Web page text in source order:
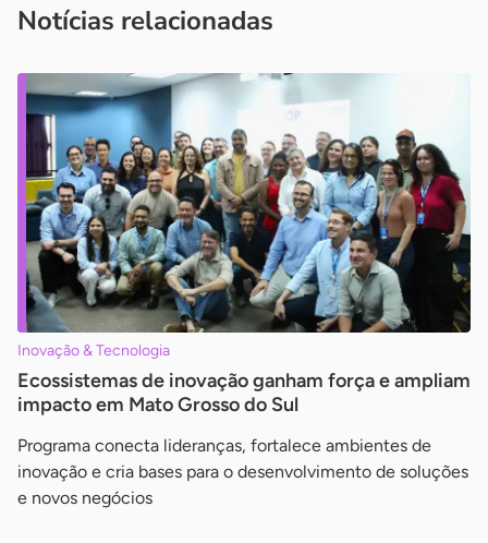
Notícias relacionadas
Inovação & Tecnologia
Ecossistemas de inovação ganham força e ampliam
impacto em Mato Grosso do Sul
Programa conecta lideranças, fortalece ambientes de
inovação e cria bases para o desenvolvimento de soluções
e novos negócios